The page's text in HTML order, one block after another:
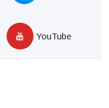
YouTube